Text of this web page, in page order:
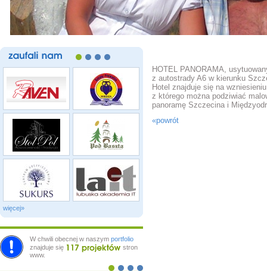
więcej»
W chwili obecnej w naszym portfolio
znajduje się
stron
www.
HOTEL PANORAMA,
z autostrady A6 w kierunku
Hotel znajduje się na
z którego można podziwiać
panoramę Szczecina i
«powrót